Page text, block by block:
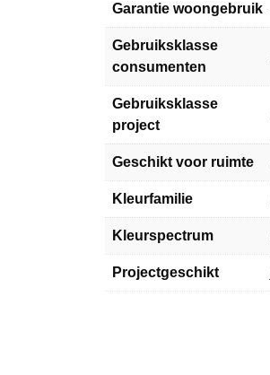
Garantie woongebruik
Gebruiksklasse
consumenten
Gebruiksklasse
project
Geschikt voor ruimte
Kleurfamilie
Kleurspectrum
Projectgeschikt